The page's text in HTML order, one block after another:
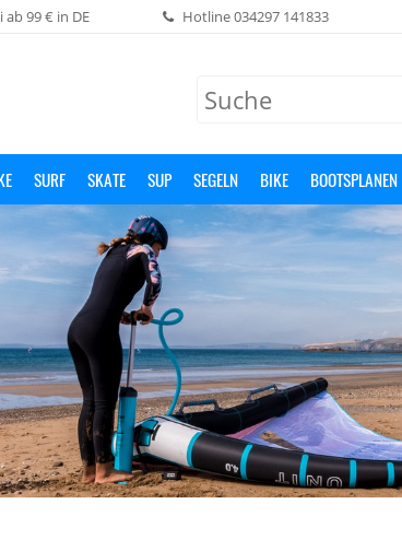
99 € in DE Hotline034297 141833
SURF SKATE SUP SEGELN BIKE BOOTSPLANEN